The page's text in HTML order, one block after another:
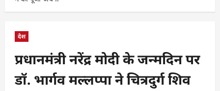
देश
प्रधानमंत्री नरेंद्र मोदी के जन्मदिन पर
डॉ. भार्गव मल्लप्पा ने चित्रदुर्ग शिव